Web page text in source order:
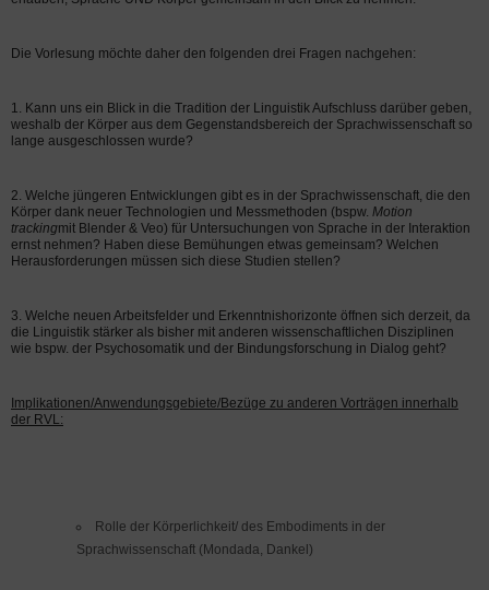
Die Vorlesung möchte daher den folgenden drei Fragen nachgehen:
1. Kann uns ein Blick in die Tradition der Linguistik Aufschluss darüber geben,
weshalb der Körper aus dem Gegenstandsbereich der Sprachwissenschaft so
lange ausgeschlossen wurde?
2. Welche jüngeren Entwicklungen gibt es in der Sprachwissenschaft, die den
Körper dank neuer Technologien und Messmethoden (bspw. Motion
trackingmit Blender & Veo) für Untersuchungen von Sprache in der Interaktion
ernst nehmen? Haben diese Bemühungen etwas gemeinsam? Welchen
Herausforderungen müssen sich diese Studien stellen?
3. Welche neuen Arbeitsfelder und Erkenntnishorizonte öffnen sich derzeit, da
die Linguistik stärker als bisher mit anderen wissenschaftlichen Disziplinen
wie bspw. der Psychosomatik und der Bindungsforschung in Dialog geht?
Implikationen/Anwendungsgebiete/Bezüge zu anderen Vorträgen innerhalb
der RVL:
Rolle der Körperlichkeit/ des Embodiments in der
Sprachwissenschaft (Mondada, Dankel)